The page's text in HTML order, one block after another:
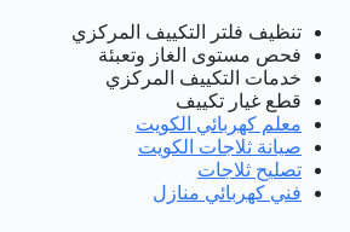
تنظيف فلتر التكييف المركزي
فحص مستوى الغاز وتعبئة
خدمات التكييف المركزي
قطع غيار تكييف
معلم كهربائي الكويت
صيانة ثلاجات الكويت
تصليح ثلاجات
فني كهربائي منازل